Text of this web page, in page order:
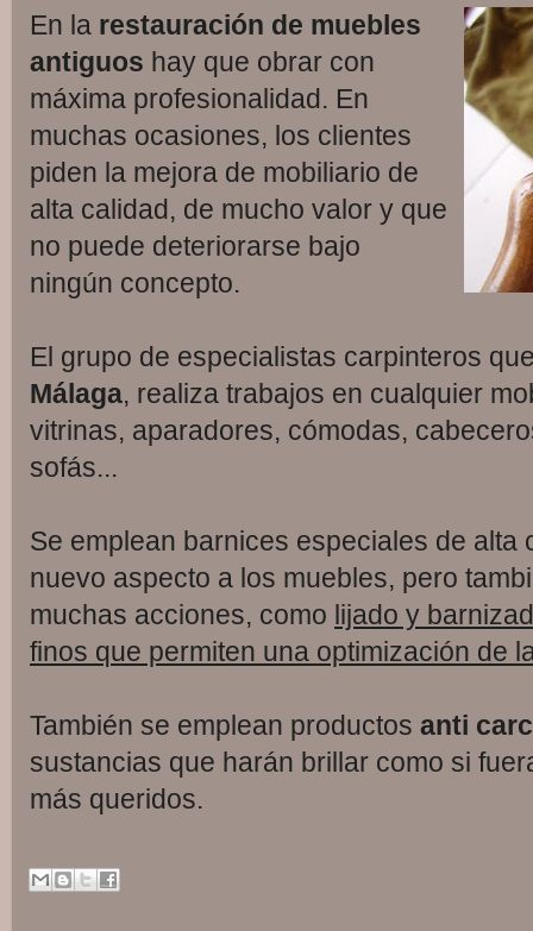
En la restauración de muebles
antiguos hay que obrar con
máxima profesionalidad. En
muchas ocasiones, los clientes
piden la mejora de mobiliario de
alta calidad, de mucho valor y que
no puede deteriorarse bajo
ningún concepto.
El grupo de especialistas carpinteros
Málaga, realiza trabajos en cualquier
vitrinas, aparadores, cómodas,
sofás...
Se emplean barnices especiales de alta
nuevo aspecto a los muebles, pero
muchas acciones, como lijado y
finos que permiten una optimización de
También se emplean productos anti
sustancias que harán brillar como si
más queridos.